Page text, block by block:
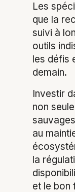
Les
que la
suivi à
outils
les défis
demain.
Investir
non
au
la
et le bon